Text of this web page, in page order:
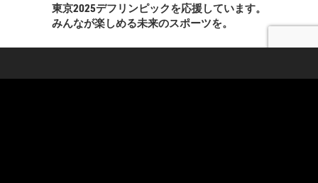
東京2025デフリンピックを応援しています。
みんなが楽しめる未来のスポーツを。